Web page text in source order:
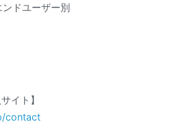
ドユーザー別
イト】
contact